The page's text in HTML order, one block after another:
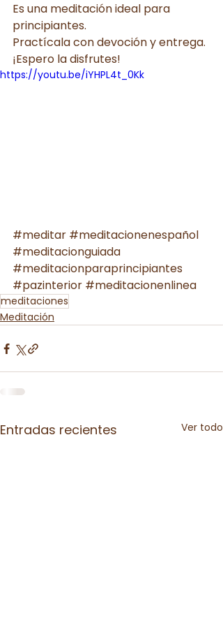
Es una meditación ideal para
principiantes.
Practícala con devoción y entrega.
¡Espero la disfrutes!
https://youtu.be/iYHPL4t_0Kk
#meditar #meditacionenespañol
#meditacionguiada
#meditacionparaprincipiantes
#pazinterior #meditacionenlinea
meditaciones
Meditación
Entradas recientes Ver todo